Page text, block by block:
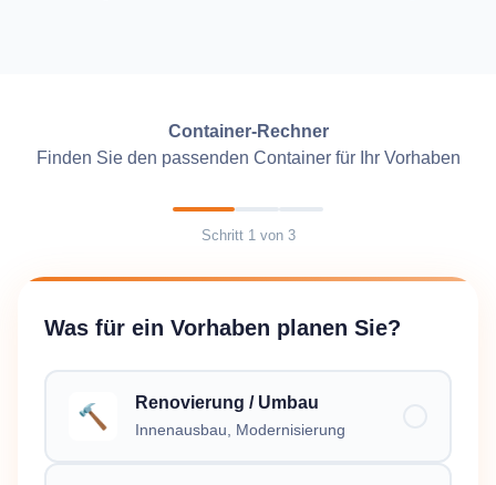
Container-Rechner
Finden Sie den passenden Container für Ihr Vorhaben
Schritt 1von 3
Was für ein Vorhaben planen Sie?
🔨 Renovierung / Umbau
Innenausbau, Modernisierung